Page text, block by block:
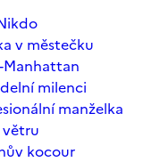
v městečku
Manhattan
milenci
manželka
kocour